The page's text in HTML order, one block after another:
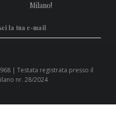
Milano!
Privacy Policy
| Testata registrata presso il
nr. 28/2024